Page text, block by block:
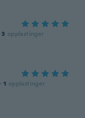
3 opplastinger
· 1 opplastinger